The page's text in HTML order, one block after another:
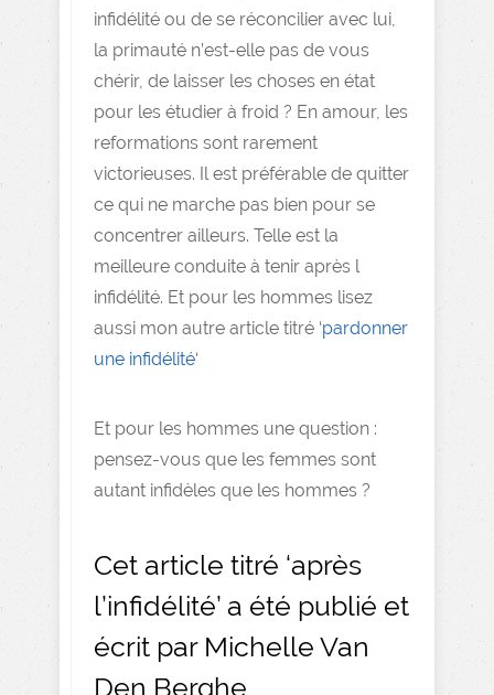
infidélité ou de se réconcilier avec lui,
la primauté n’est-elle pas de vous
chérir, de laisser les choses en état
pour les étudier à froid ? En amour, les
reformations sont rarement
victorieuses. Il est préférable de quitter
ce qui ne marche pas bien pour se
concentrer ailleurs. Telle est la
meilleure conduite à tenir après l
infidélité. Et pour les hommes lisez
aussi mon autre article titré ‘pardonner
une infidélité‘
Et pour les hommes une question :
pensez-vous que les femmes sont
autant infidèles que les hommes ?
Cet article titré ‘après
l’infidélité’ a été publié et
écrit par Michelle Van
Den Berghe